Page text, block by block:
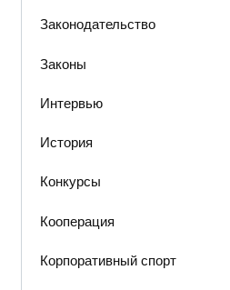
Законодательство
Законы
Интервью
История
Конкурсы
Кооперация
Корпоративный спорт